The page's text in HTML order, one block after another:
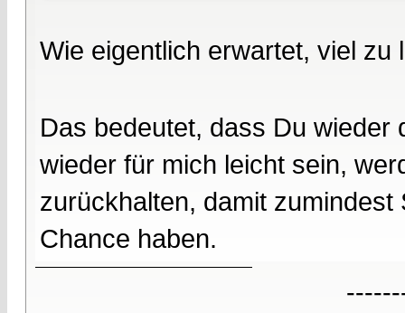
Wie eigentlich erwartet, viel
Das bedeutet, dass Du wieder
wieder für mich leicht sein,
zurückhalten, damit
Chance haben.